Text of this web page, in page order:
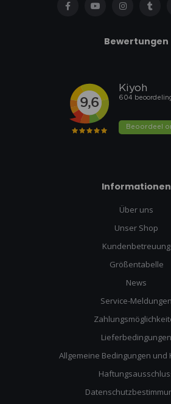
Bewertungen
Informationen
Über uns
Unser Shop
Kundenbetreuung
Größentabelle
News
Service-Meldungen
Lieferbedingungen
Allgemeine Bedingungen und